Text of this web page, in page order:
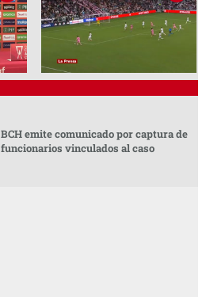
BCH emite comunicado por captura de
funcionarios vinculados al caso